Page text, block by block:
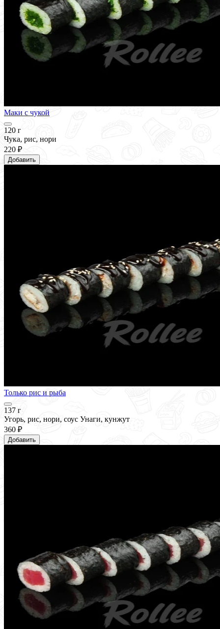
Маки с чукой
120 г
Чука, рис, нори
220 ₽
Добавить
Только рис и рыба
137 г
Угорь, рис, нори, соус Унаги, кунжут
360 ₽
Добавить